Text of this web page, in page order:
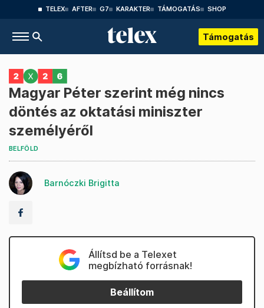
TELEX AFTER G7 KARAKTER TÁMOGATÁS SHOP
Támogatás
Magyar Péter szerint még nincs
döntés az oktatási miniszter
személyéről
BELFÖLD
Barnóczki Brigitta
Állítsd be a Telexet
megbízható forrásnak!
Beállítom